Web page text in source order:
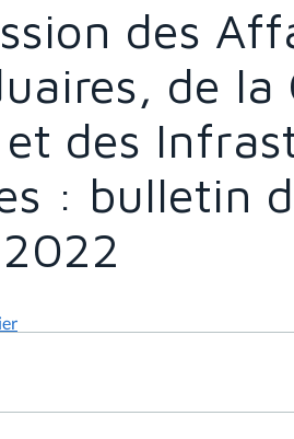
des
de la
des
: bulletin